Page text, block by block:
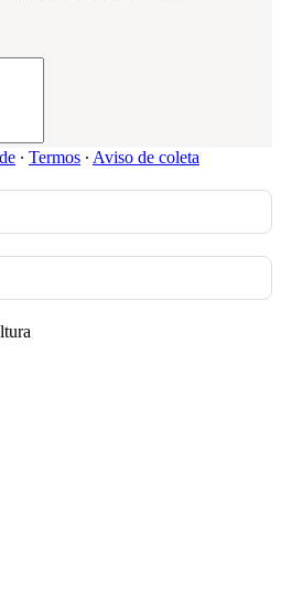
∙ Termos ∙ Aviso de coleta